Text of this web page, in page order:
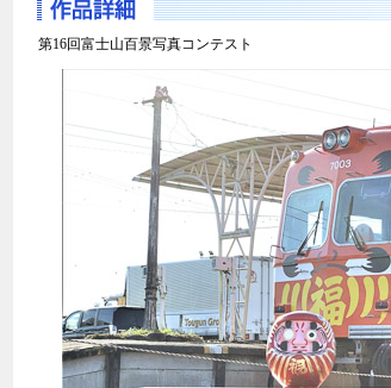
第16回富士山百景写真コンテスト